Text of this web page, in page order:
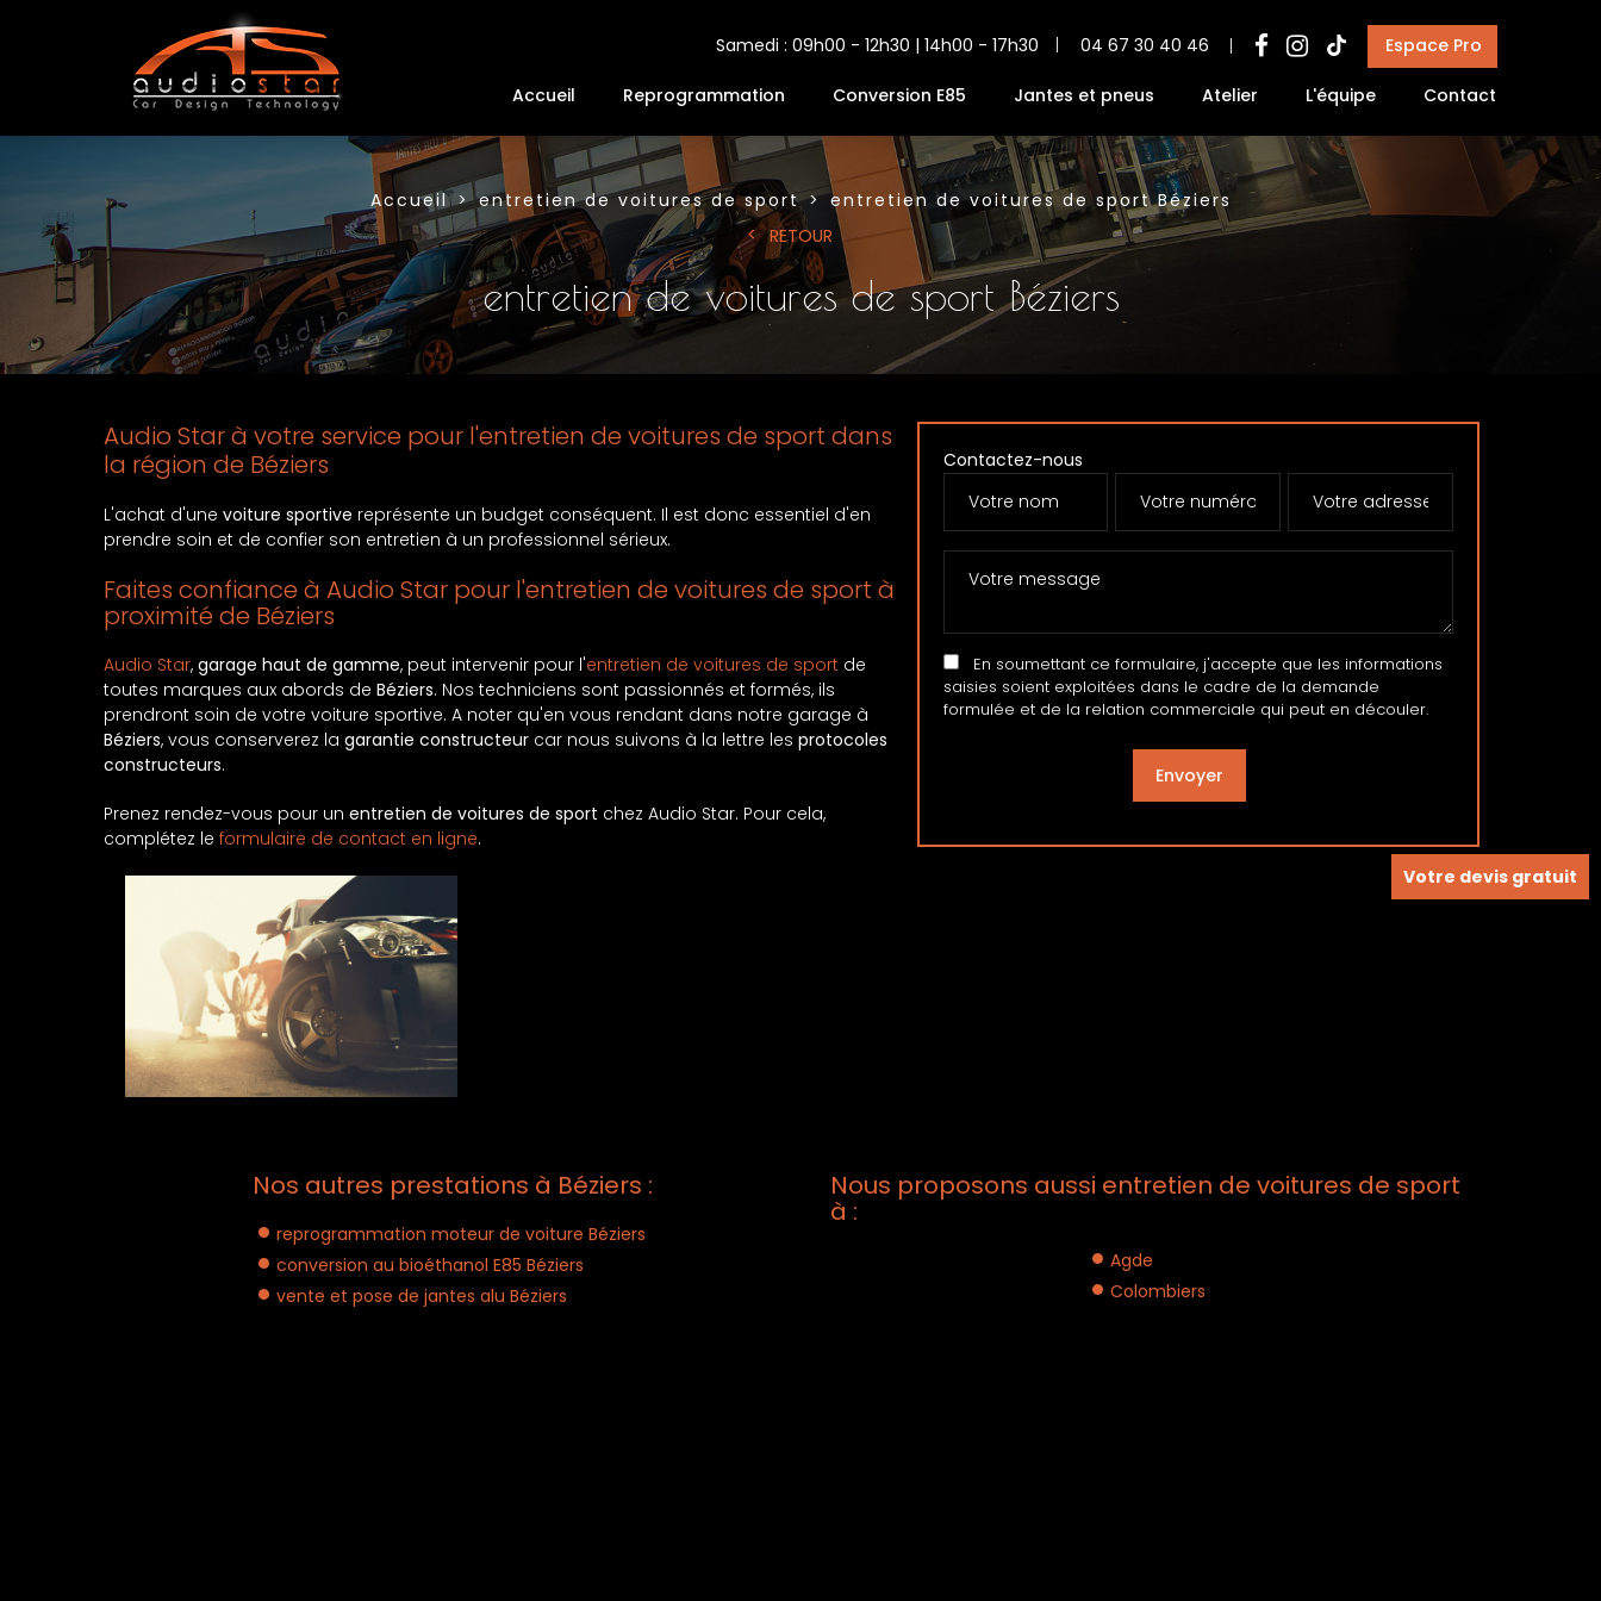
Samedi : 09h00 - 12h30 | 14h00 - 17h30 04 67 30 40 46 Espace Pro
Accueil Reprogrammation Conversion E85 Jantes et pneus Atelier L'équipe Contact
Accueil entretien de voitures de sport
entretien de voitures de sport Béziers
RETOUR
entretien de voitures de sport Béziers
Audio Star à votre service pour l'entretien de voitures de sport dans
la région de Béziers
L'achat d'une voiture sportive représente un budget conséquent. Il est donc essentiel d'en
prendre soin et de confier son entretien à un professionnel sérieux.
Faites confiance à Audio Star pour l'entretien de voitures de sport à
proximité de Béziers
Audio Star, garage haut de gamme, peut intervenir pour l'entretien de voitures de sport de
toutes marques aux abords de Béziers. Nos techniciens sont passionnés et formés, ils
prendront soin de votre voiture sportive. A noter qu'en vous rendant dans notre garage à
Béziers, vous conserverez la garantie constructeur car nous suivons à la lettre les protocoles
constructeurs.
Prenez rendez-vous pour un entretien de voitures de sport chez Audio Star. Pour cela,
complétez le formulaire de contact en ligne.
Contactez-nous
En soumettant ce formulaire, j'accepte que les informations
saisies soient exploitées dans le cadre de la demande
formulée et de la relation commerciale qui peut en découler.
Nos autres prestations à Béziers :
reprogrammation moteur de voiture Béziers
conversion au bioéthanol E85 Béziers
vente et pose de jantes alu Béziers
Nous proposons aussi entretien de voitures de sport
à :
Agde
Colombiers
Votre devis gratuit